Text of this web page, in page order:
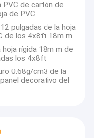
PVC de cartón de
de PVC
pulgadas de la hoja
de los 4x8ft 18m m
rígida 18m m de
los 4x8ft
0.68g/cm3 de la
decorativo del